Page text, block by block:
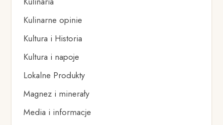
Kulinarne opinie
Kultura i Historia
Kultura i napoje
Lokalne Produkty
Magnez i minerały
Media i informacje